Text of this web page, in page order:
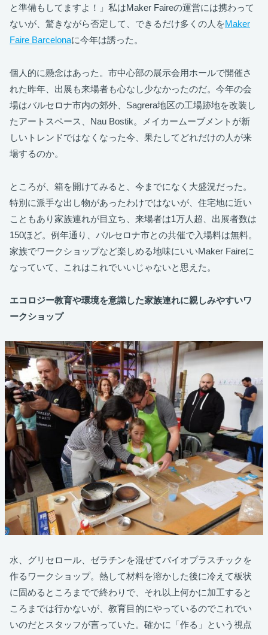
と準備もしてますよ！」私はMaker Faireの運営には携わって
ないが、驚きながら否定して、できるだけ多くの人をMaker
Faire Barcelonaに今年は誘った。
個人的に懸念はあった。市中心部の展示会用ホールで開催さ
れた昨年、出展も来場者も心なし少なかったのだ。今年の会
場はバルセロナ市内の郊外、Sagrera地区の工場跡地を改装し
たアートスペース、Nau Bostik。メイカームーブメントが新
しいトレンドではなくなった今、果たしてどれだけの人が来
場するのか。
ところが、箱を開けてみると、今までになく大盛況だった。
特別に派手な出し物があったわけではないが、住宅地に近い
こともあり家族連れが目立ち、来場者は1万人超、出展者数は
150ほど。例年通り、バルセロナ市との共催で入場料は無料。
家族でワークショップなど楽しめる地味にいいMaker Faireに
なっていて、これはこれでいいじゃないと思えた。
エコロジー教育や環境を意識した家族連れに親しみやすいワ
ークショップ
水、グリセロール、ゼラチンを混ぜてバイオプラスチックを
作るワークショップ。熱して材料を溶かした後に冷えて板状
に固めるところまでで終わりで、それ以上何かに加工すると
ころまでは行かないが、教育目的にやっているのでこれでい
いのだとスタッフが言っていた。確かに「作る」という視点